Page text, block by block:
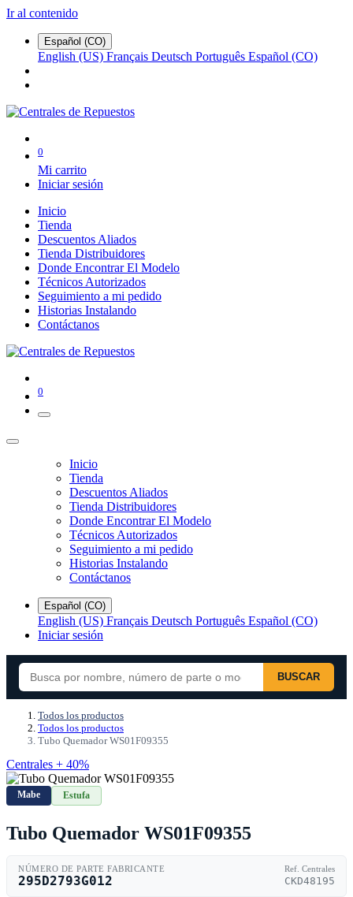
Ir al contenido
Español (CO)
English (US) Français Deutsch Português Español (CO)
0
Mi carrito
Iniciar sesión
Inicio
Tienda
Descuentos Aliados
Tienda Distribuidores
Donde Encontrar El Modelo
Técnicos Autorizados
Seguimiento a mi pedido
Historias Instalando
Contáctanos
0
Inicio
Tienda
Descuentos Aliados
Tienda Distribuidores
Donde Encontrar El Modelo
Técnicos Autorizados
Seguimiento a mi pedido
Historias Instalando
Contáctanos
Español (CO)
English (US) Français Deutsch Português Español (CO)
Iniciar sesión
BUSCAR
Todos los productos
Todos los productos
Tubo Quemador WS01F09355
Centrales + 40%
Mabe Estufa
Tubo Quemador WS01F09355
NÚMERO DE PARTE FABRICANTE
295D2793G012
Ref. Centrales
CKD48195